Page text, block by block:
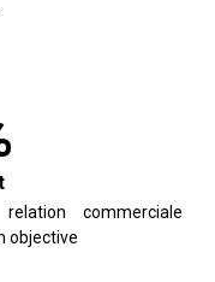
commerciale
objective